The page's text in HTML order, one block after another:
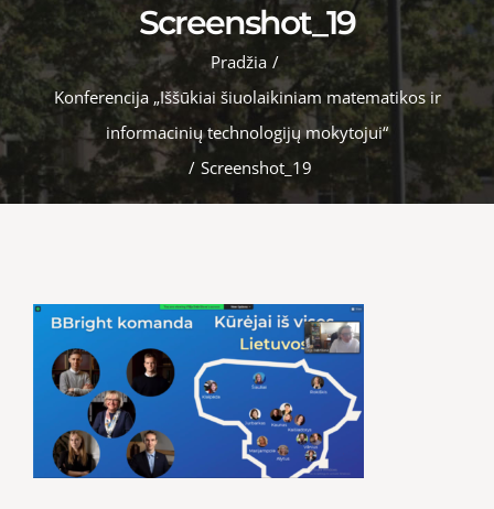
Screenshot_19
Pradžia /
Konferencija „Iššūkiai šiuolaikiniam matematikos ir
informacinių technologijų mokytojui“
/ Screenshot_19